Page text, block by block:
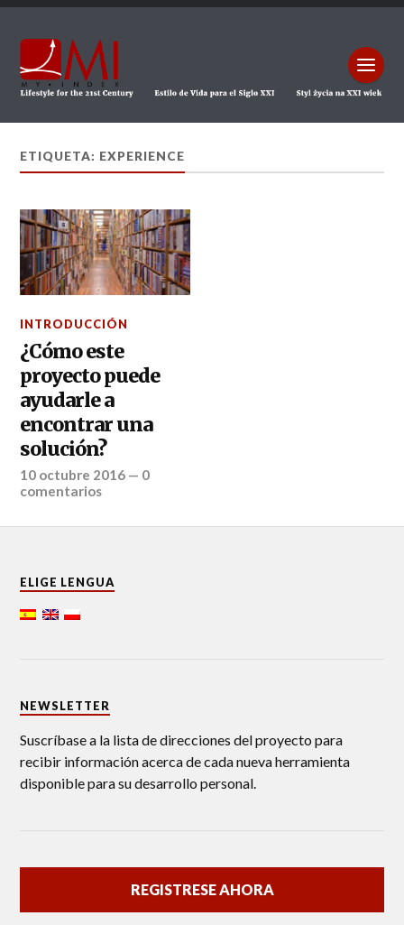
ETIQUETA: EXPERIENCE
INTRODUCCIÓN
¿Cómo este
proyecto puede
ayudarle a
encontrar una
solución?
10 octubre 2016 — 0
comentarios
ELIGE LENGUA
NEWSLETTER
Suscríbase a la lista de direcciones del proyecto para
recibir información acerca de cada nueva herramienta
disponible para su desarrollo personal.
REGISTRESE AHORA